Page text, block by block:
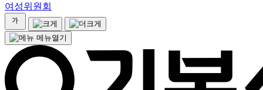
여성위원회
메뉴열기